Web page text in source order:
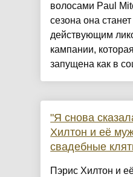
волосами Paul
сезона она
действующим
кампании,
запущена как в
"Я снова
Хилтон и её
свадебные
Пэрис Хилтон и